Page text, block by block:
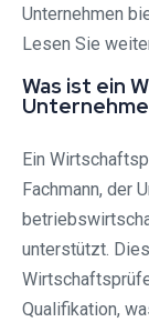
Unternehmen
Lesen Sie
Was ist ein
Ein
Fachmann, der
unterstützt.
Qualifikation,